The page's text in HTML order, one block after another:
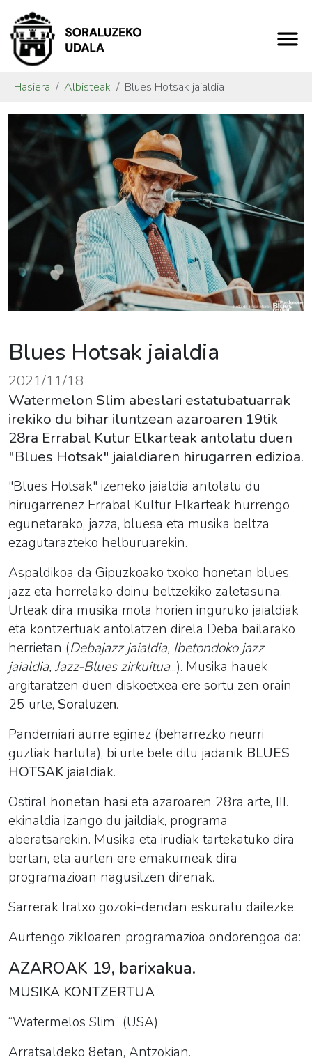
Hasiera Albisteak Blues Hotsak jaialdia
Blues Hotsak jaialdia
2021/11/18
Watermelon Slim abeslari estatubatuarrak
irekiko du bihar iluntzean azaroaren 19tik
28ra Errabal Kutur Elkarteak antolatu duen
"Blues Hotsak" jaialdiaren hirugarren edizioa.
"Blues Hotsak" izeneko jaialdia antolatu du
hirugarrenez Errabal Kultur Elkarteak hurrengo
egunetarako, jazza, bluesa eta musika beltza
ezagutarazteko helburuarekin.
Aspaldikoa da Gipuzkoako txoko honetan blues,
jazz eta horrelako doinu beltzekiko zaletasuna.
Urteak dira musika mota horien inguruko jaialdiak
eta kontzertuak antolatzen direla Deba bailarako
herrietan (Debajazz jaialdia, Ibetondoko jazz
jaialdia, Jazz-Blues zirkuitua...). Musika hauek
argitaratzen duen diskoetxea ere sortu zen orain
25 urte, Soraluzen.
Pandemiari aurre eginez (beharrezko neurri
guztiak hartuta), bi urte bete ditu jadanik BLUES
HOTSAK jaialdiak.
Ostiral honetan hasi eta azaroaren 28ra arte, III.
ekinaldia izango du jaildiak, programa
aberatsarekin. Musika eta irudiak tartekatuko dira
bertan, eta aurten ere emakumeak dira
programazioan nagusitzen direnak.
Sarrerak Iratxo gozoki-dendan eskuratu daitezke.
Aurtengo zikloaren programazioa ondorengoa da:
AZAROAK 19, barixakua.
MUSIKA KONTZERTUA
“Watermelos Slim” (USA)
Arratsaldeko 8etan, Antzokian.